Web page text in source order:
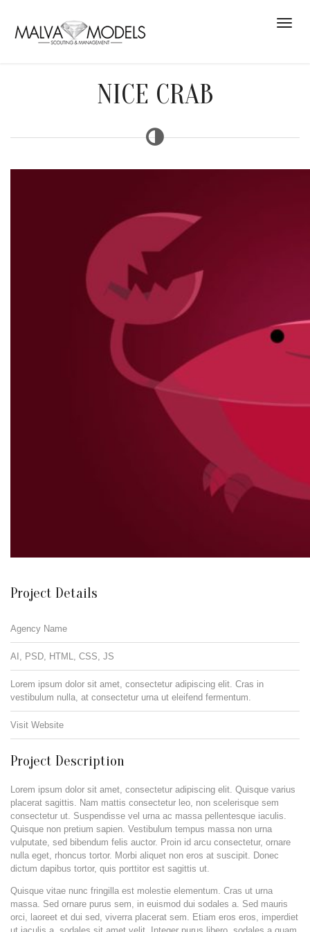
NICE CRAB
Project Details
Agency Name
AI, PSD, HTML, CSS, JS
Lorem ipsum dolor sit amet, consectetur adipiscing elit. Cras in
vestibulum nulla, at consectetur urna ut eleifend fermentum.
Visit Website
Project Description
Lorem ipsum dolor sit amet, consectetur adipiscing elit. Quisque varius
placerat sagittis. Nam mattis consectetur leo, non scelerisque sem
consectetur ut. Suspendisse vel urna ac massa pellentesque iaculis.
Quisque non pretium sapien. Vestibulum tempus massa non urna
vulputate, sed bibendum felis auctor. Proin id arcu consectetur, ornare
nulla eget, rhoncus tortor. Morbi aliquet non eros at suscipit. Donec
dictum dapibus tortor, quis porttitor est sagittis ut.
Quisque vitae nunc fringilla est molestie elementum. Cras ut urna
massa. Sed ornare purus sem, in euismod dui sodales a. Sed mauris
orci, laoreet et dui sed, viverra placerat sem. Etiam eros eros, imperdiet
ut iaculis a, sodales sit amet velit. Integer purus libero, sodales a quam